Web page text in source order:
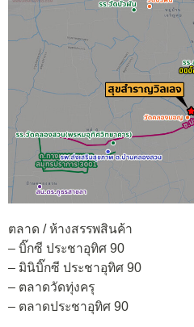
ตลาด / ห้างสรรพสินค้า
– บิ๊กซี ประชาอุทิศ 90
– มินิบิ๊กซี ประชาอุทิศ 90
– ตลาดวัดทุ่งครุ
– ตลาดประชาอุทิศ 90